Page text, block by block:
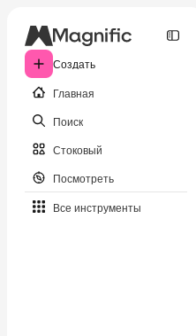
Создать
Главная
Поиск
Стоковый
Посмотреть
Все инструменты